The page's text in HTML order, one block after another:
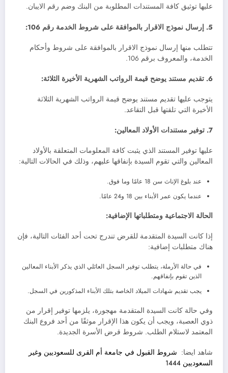
عليها توثيق كافة المستندات المطلوبة من البنك وضم رقم الايبان.
5. إرسال نموذج الاقرار بالموافقة على شروط الخدمة رقم 106:
تتطلب منها إرسال نموذج الاقرار بالموافقة على شروط وأحكام
الخدمة، والمعروف برقم 106.
6. تقديم مستند يوضح قيمة الرواتب الشهرية الأخيرة الثلاثة:
يتوجب عليها تقديم مستند يوضح قيمة الرواتب الشهرية الثلاثة
الأخيرة التي تلقتها قبل التقاعد.
7. توفير مستندات الأولاد المعالين:
عليها توفير المستند الذي يثبت كافة المعلومات المتعلقة بالأولاد
المعالين والتي تقوم السيدة بإنفاقها عليهم، وذلك في الحالات التالية:
عند بلوغ الإناث سن 18 عامًا وما فوق.
عندما يكون عمر الأبناء بين 18 و24 عامًا.
الحالة الاجتماعية ومتطلباتها الإضافية:
إذا كانت السيدة المتقدمة للقرض تندرج تحت أحد الفئات التالية، فإن
هناك متطلبات إضافية:
في حالة الأرملة، يتطلب توفير السجل العائلي الذي يذكر الأبناء المعالين
الذين تقوم بإنفاقهم.
يجب تقديم شهادات الميلاد الخاصة بتلك الأبناء المذكورين في السجل.
وفي حالة كانت السيدة المتقدمة مهجورة، يلزمها توفير إقرار من
ذوي العصبة، ويجب أن يكون هذا الإقرار موثقًا من أحد فروع البنك
المعتمد لاستلام الطلب. شروط قرض الأسرة الجديدة.
شاهد ايضا: شروط القبول في جامعة أم القرى للسعوديين وغير
السعوديين 1444